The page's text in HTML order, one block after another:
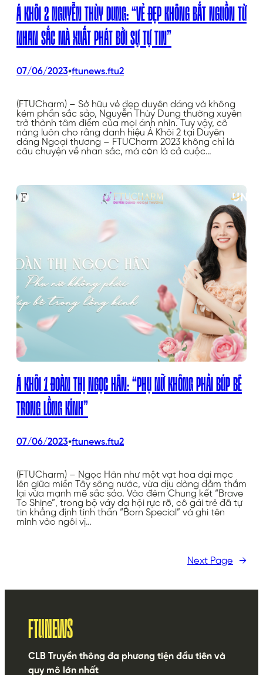
Á KHÔI 2 NGUYỄN THÙY DUNG: “VẺ ĐẸP KHÔNG BẮT NGUỒN TỪ
NHAN SẮC MÀ XUẤT PHÁT BỞI SỰ TỰ TIN”
07/06/2023•ftunews.ftu2
(FTUCharm) – Sở hữu vẻ đẹp duyên dáng và không
kém phần sắc sảo, Nguyễn Thùy Dung thường xuyên
trở thành tâm điểm của mọi ánh nhìn. Tuy vậy, cô
nàng luôn cho rằng danh hiệu Á Khôi 2 tại Duyên
dáng Ngoại thương – FTUCharm 2023 không chỉ là
câu chuyện về nhan sắc, mà còn là cả cuộc…
Á KHÔI 1 ĐOÀN THỊ NGỌC HÂN: “PHỤ NỮ KHÔNG PHẢI BÚP BÊ
TRONG LỒNG KÍNH”
07/06/2023•ftunews.ftu2
(FTUCharm) – Ngọc Hân như một vạt hoa dại mọc
lên giữa miền Tây sông nước, vừa dịu dàng đằm thắm
lại vừa mạnh mẽ sắc sảo. Vào đêm Chung kết “Brave
To Shine”, trong bộ váy dạ hội rực rỡ, cô gái trẻ đã tự
tin khẳng định tinh thần “Born Special” và ghi tên
mình vào ngôi vị…
Next Page →
FTUNEWS
CLB Truyền thông đa phương tiện đầu tiên và
quy mô lớn nhất